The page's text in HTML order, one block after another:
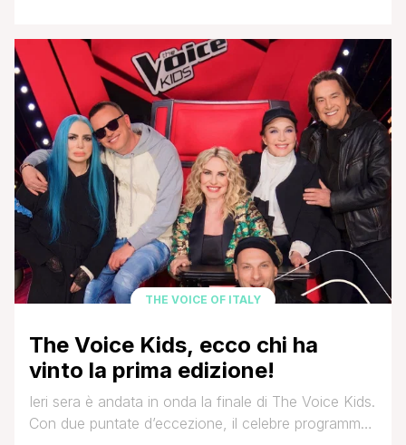
nella versione per bambini, dopo il test di sole due
puntate in cui ha riscosso grande successo. È
proprio questo [']
THE VOICE OF ITALY
The Voice Kids, ecco chi ha
vinto la prima edizione!
Ieri sera è andata in onda la finale di The Voice Kids.
Con due puntate d’eccezione, il celebre programma